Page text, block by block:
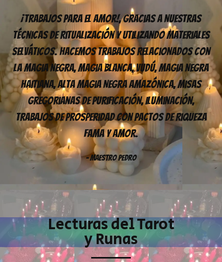
¡Trabajos Para El Amor!, Gracias A Nuestras
Técnicas De Ritualización Y Utilizando Materiales
Selváticos. Hacemos Trabajos Relacionados Con
La Magia Negra, Magia Blanca, Vudú, Magia Negra
Haitiana, Alta Magia Negra Amazónica, Misas
Gregorianas De Purificación, Iluminación,
Trabajos De Prosperidad Con Pactos De Riqueza
Fama Y Amor.
- Maestro Pedro
Lecturas del Tarot
y Runas